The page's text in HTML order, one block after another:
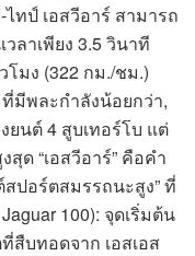
ทป์ เอสวีอาร์ สามารถ
ลาเพียง 3.5 วินาที
โมง (322 กม./ชม.)
มีพละกำลังน้อยกว่า,
ยนต์ 4 สูบเทอร์โบ แต่
“เอสวีอาร์” คือคำ
ปอร์ตสมรรถนะสูง” ที่
100): จุดเริ่มต้น
สืบทอดจาก เอสเอส